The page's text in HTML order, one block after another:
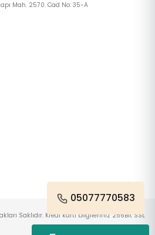
Mah. 2570. Cad No: 35-A
05077770583
Saklıdır. Kredi kartı bilgileriniz 256Bit SSL